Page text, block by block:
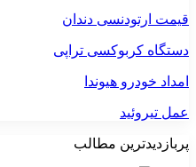
قیمت ارتودنسی دندان
دستگاه کربوکسی تراپی
امداد خودرو هیوندا
عمل تیروئید
پربازدیدترین مطالب